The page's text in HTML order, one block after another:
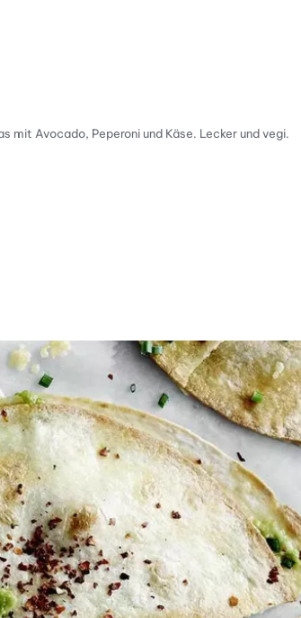
mit Avocado, Peperoni und Käse. Lecker und vegi.